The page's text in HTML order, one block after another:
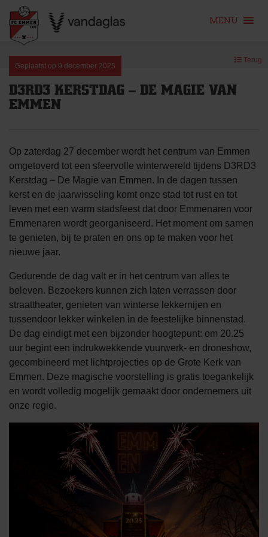
content
MENU
Geplaatst op 9 december 2025
Terug
D3RD3 KERSTDAG – DE MAGIE VAN
EMMEN
Op zaterdag 27 december wordt het centrum van Emmen
omgetoverd tot een sfeervolle winterwereld tijdens D3RD3
Kerstdag – De Magie van Emmen. In de dagen tussen
kerst en de jaarwisseling komt onze stad tot rust en tot
leven met een warm stadsfeest dat door Emmenaren voor
Emmenaren wordt georganiseerd. Het moment om samen
te genieten, bij te praten en ons op te maken voor het
nieuwe jaar.
Gedurende de dag valt er in het centrum van alles te
beleven. Bezoekers kunnen zich laten verrassen door
straattheater, genieten van winterse lekkernijen en
tussendoor lekker winkelen in de feestelijke binnenstad.
De dag eindigt met een bijzonder hoogtepunt: om 20.25
uur begint een indrukwekkende vuurwerk- en droneshow,
gecombineerd met lichtprojecties op de Grote Kerk van
Emmen. Deze magische voorstelling is gratis toegankelijk
en wordt volledig mogelijk gemaakt door ondernemers uit
onze regio.